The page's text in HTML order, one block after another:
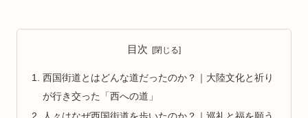
目次
西国街道とはどんな道だったのか？｜大陸文化と祈り
が行き交った「西への道」